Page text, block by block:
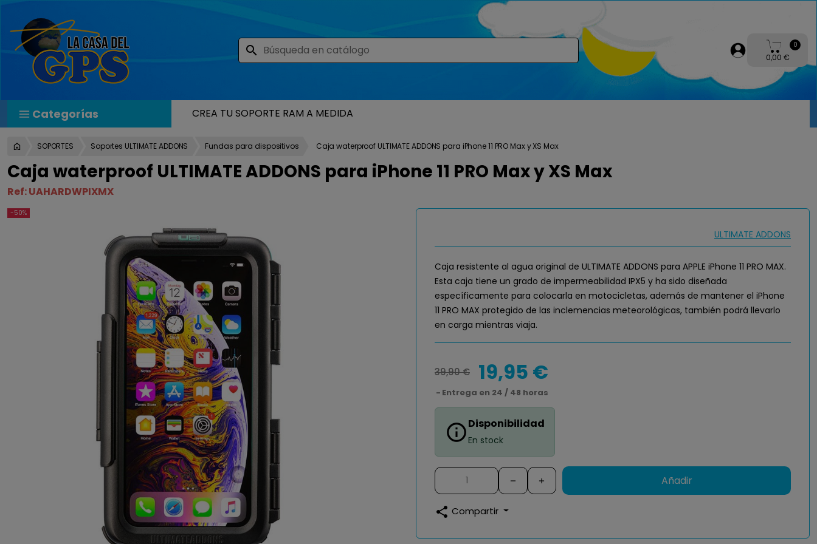
search 0
0,00 €
Categorías CREA TU SOPORTE RAM A MEDIDA
SOPORTES Soportes ULTIMATE ADDONS Fundas para dispositivos Caja waterproof ULTIMATE ADDONS para iPhone 11 PRO Max y XS Max
Caja waterproof ULTIMATE ADDONS para iPhone 11 PRO Max y XS Max
Ref:UAHARDWPIXMX
-50%
ULTIMATE ADDONS
Caja resistente al agua original de ULTIMATE ADDONS para APPLE iPhone 11 PRO MAX.
Esta caja tiene un grado de impermeabilidad IPX5 y ha sido diseñada
específicamente para colocarla en motocicletas, además de mantener el iPhone
11 PRO MAX protegido de las inclemencias meteorológicas, también podrá llevarlo
en carga mientras viaja.
39,90 € 19,95 €
Entrega en 24 / 48 horas
info_outlineDisponibilidad
En stock
Añadir
share Compartir